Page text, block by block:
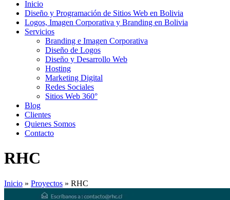
Inicio
Diseño y Programación de Sitios Web en Bolivia
Logos, Imagen Corporativa y Branding en Bolivia
Servicios
Branding e Imagen Corporativa
Diseño de Logos
Diseño y Desarrollo Web
Hosting
Marketing Digital
Redes Sociales
Sitios Web 360°
Blog
Clientes
Quienes Somos
Contacto
RHC
Inicio » Proyectos » RHC